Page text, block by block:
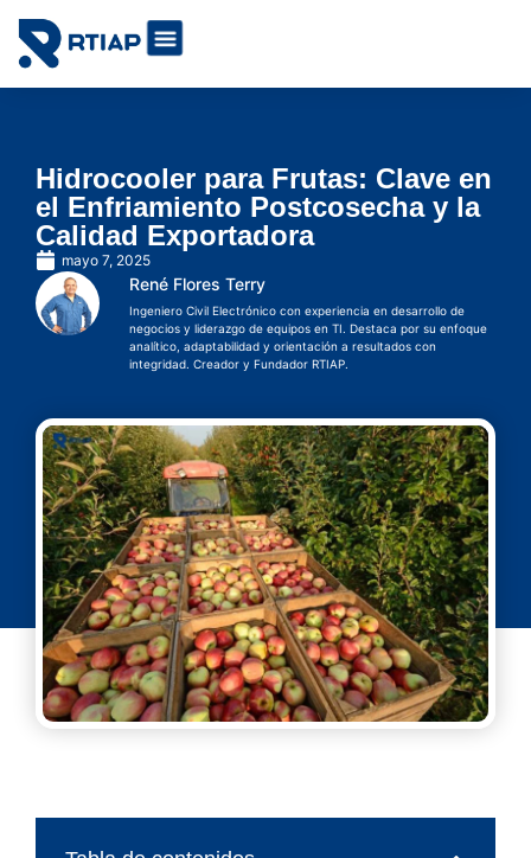
Hidrocooler para Frutas: Clave en
el Enfriamiento Postcosecha y la
Calidad Exportadora
mayo 7, 2025
René Flores Terry
Ingeniero Civil Electrónico con experiencia en desarrollo de
negocios y liderazgo de equipos en TI. Destaca por su enfoque
analítico, adaptabilidad y orientación a resultados con
integridad. Creador y Fundador RTIAP.